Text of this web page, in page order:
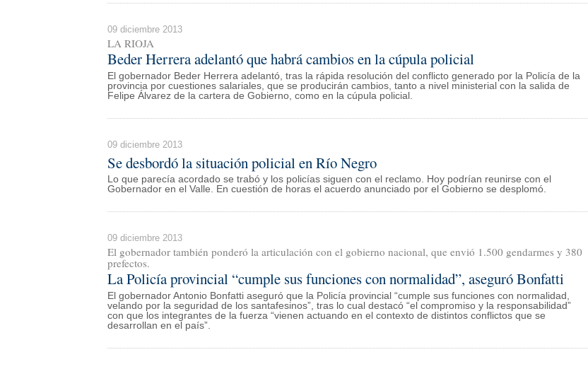
09 diciembre 2013
LA RIOJA
Beder Herrera adelantó que habrá cambios en la cúpula policial
El gobernador Beder Herrera adelantó, tras la rápida resolución del conflicto generado por la Policía de la
provincia por cuestiones salariales, que se producirán cambios, tanto a nivel ministerial con la salida de
Felipe Álvarez de la cartera de Gobierno, como en la cúpula policial.
09 diciembre 2013
Se desbordó la situación policial en Río Negro
Lo que parecía acordado se trabó y los policías siguen con el reclamo. Hoy podrían reunirse con el
Gobernador en el Valle. En cuestión de horas el acuerdo anunciado por el Gobierno se desplomó.
09 diciembre 2013
El gobernador también ponderó la articulación con el gobierno nacional, que envió 1.500 gendarmes y 380
prefectos.
La Policía provincial “cumple sus funciones con normalidad”, aseguró Bonfatti
El gobernador Antonio Bonfatti aseguró que la Policía provincial “cumple sus funciones con normalidad,
velando por la seguridad de los santafesinos”, tras lo cual destacó “el compromiso y la responsabilidad”
con que los integrantes de la fuerza “vienen actuando en el contexto de distintos conflictos que se
desarrollan en el país”.